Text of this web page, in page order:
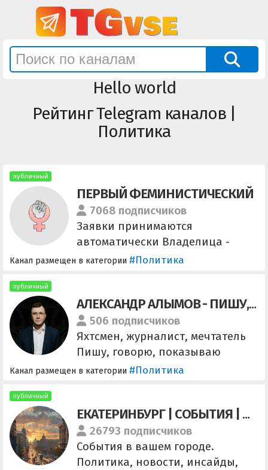
Hello world
Рейтинг Telegram каналов |
Политика
публичный
ПЕРВЫЙ ФЕМИНИСТИЧЕСКИЙ
7068 подписчиков
Заявки принимаются
автоматически Владелица -
@arbatova_femin Реклама и
Канал размещен в категории #Политика
публичный
АЛЕКСАНДР АЛЫМОВ - ПИШУ, ГОВОРЮ, ПОКАЗЫВАЮ
506 подписчиков
Яхтсмен, журналист, мечтатель
Пишу, говорю, показываю
Прихожу, вижу, побеждаю
Канал размещен в категории #Политика
публичный
ЕКАТЕРИНБУРГ | СОБЫТИЯ | ПОЛИТИКА
26793 подписчиков
События в вашем городе.
Политика, новости, инсайды,